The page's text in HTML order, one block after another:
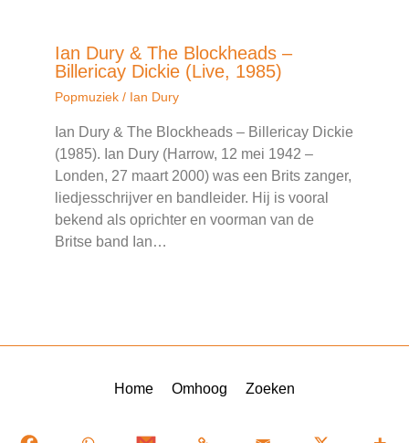
Ian Dury & The Blockheads –
Billericay Dickie (Live, 1985)
Popmuziek / Ian Dury
Ian Dury & The Blockheads – Billericay Dickie
(1985). Ian Dury (Harrow, 12 mei 1942 –
Londen, 27 maart 2000) was een Brits zanger,
liedjesschrijver en bandleider. Hij is vooral
bekend als oprichter en voorman van de
Britse band Ian…
Home Omhoog Zoeken